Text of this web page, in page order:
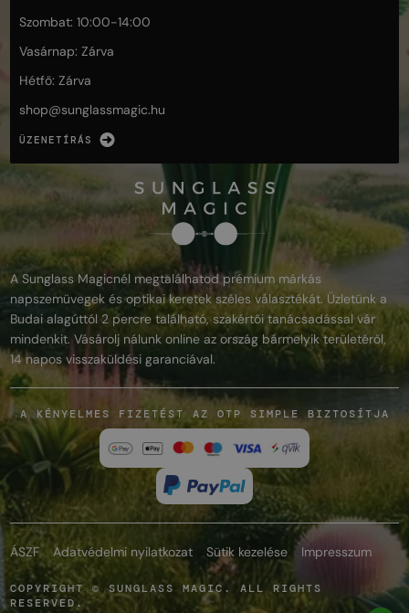
Szombat: 10:00-14:00
Vasárnap: Zárva
Hétfő: Zárva
shop@sunglassmagic.hu
ÜZENETÍRÁS
A Sunglass Magicnél megtalálhatod prémium márkás
napszemüvegek és optikai keretek széles választékát. Üzletünk a
Budai alagúttól 2 percre található, szakértői tanácsadással vár
mindenkit. Vásárolj nálunk online az ország bármelyik területéről,
14 napos visszaküldési garanciával.
A KÉNYELMES FIZETÉST AZ OTP SIMPLE BIZTOSÍTJA
ÁSZF Adatvédelmi nyilatkozat Sütik kezelése Impresszum
COPYRIGHT © SUNGLASS MAGIC. ALL RIGHTS
RESERVED.